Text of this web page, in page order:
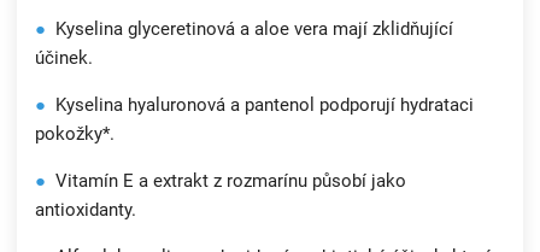
● Kyselina glyceretinová a aloe vera mají zklidňující
účinek.
● Kyselina hyaluronová a pantenol podporují hydrataci
pokožky*.
● Vitamín E a extrakt z rozmarínu působí jako
antioxidanty.